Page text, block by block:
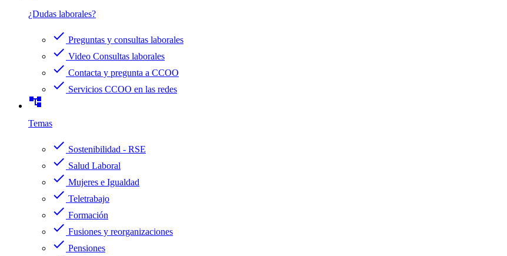
¿Dudas laborales?
check Preguntas y consultas laborales
check Video Consultas laborales
check Contacta y pregunta a CCOO
check Servicios CCOO en las redes
account_tree
Temas
check Sostenibilidad - RSE
check Salud Laboral
check Mujeres e Igualdad
check Teletrabajo
check Formación
check Fusiones y reorganizaciones
check Pensiones